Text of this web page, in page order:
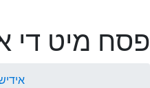
פסח מיט די